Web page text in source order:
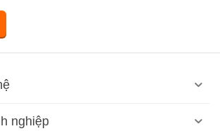
dưỡng thiết yếu
gia đinh dưỡng phù hợp cho từng
Thêm vào đó khi bạn mua yến chưng
cho đạt hiệu quả cao nhất. So với việc
nghiệp